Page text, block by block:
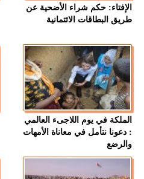
الإفتاء: حكم شراء الأضحية عن
طريق البطاقات الائتمانية
الملكة في يوم اللاجىء العالمي
: دعونا نتأمل في معاناة الأمهات
والرضع